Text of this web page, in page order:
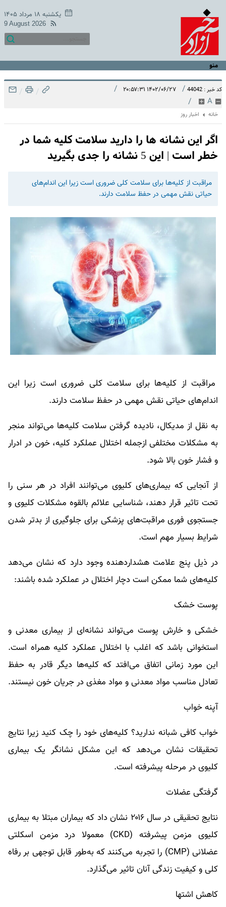
یکشنبه ۱۸ مرداد ۱۴۰۵
9 August 2026
منو
کد خبر : 44042 / ۱۴۰۲/۰۶/۲۷ ۲۰:۵۷:۳۱ /
A
/
/
/
خانه اخبار روز
اگر این نشانه ها را دارید سلامت کلیه شما در
خطر است | این 5 نشانه را جدی بگیرید
مراقبت از کلیه‌ها برای سلامت کلی ضروری است زیرا این اندام‌های
حیاتی نقش مهمی در حفظ سلامت دارند.
مراقبت از کلیه‌ها برای سلامت کلی ضروری است زیرا این
اندام‌های حیاتی نقش مهمی در حفظ سلامت دارند.
به نقل از مدیکال، نادیده گرفتن سلامت کلیه‌ها می‌تواند منجر
به مشکلات مختلفی ازجمله اختلال عملکرد کلیه، خون در ادرار
و فشار خون بالا شود.
از آنجایی که بیماری‌های کلیوی می‌توانند افراد در هر سنی را
تحت تاثیر قرار دهند، شناسایی علائم بالقوه مشکلات کلیوی و
جستجوی فوری مراقبت‌های پزشکی برای جلوگیری از بدتر شدن
شرایط بسیار مهم است.
در ذیل پنج علامت هشداردهنده وجود دارد که نشان می‌دهد
کلیه‌های شما ممکن است دچار اختلال در عملکرد شده باشند:
پوست خشک
خشکی و خارش پوست می‌تواند نشانه‌ای از بیماری معدنی و
استخوانی باشد که اغلب با اختلال عملکرد کلیه همراه است.
این مورد زمانی اتفاق می‌افتد که کلیه‌ها دیگر قادر به حفظ
تعادل مناسب مواد معدنی و مواد مغذی در جریان خون نیستند.
آپنه خواب
خواب کافی شبانه ندارید؟ کلیه‌های خود را چک کنید زیرا نتایج
تحقیقات نشان می‌دهد که این مشکل نشانگر یک بیماری
کلیوی در مرحله پیشرفته است.
گرفتگی عضلات
نتایج تحقیقی در سال ۲۰۱۶ نشان داد که بیماران مبتلا به بیماری
کلیوی مزمن پیشرفته (CKD) معمولا درد مزمن اسکلتی
عضلانی (CMP) را تجربه می‌کنند که به‌طور قابل توجهی بر رفاه
کلی و کیفیت زندگی آنان تاثیر می‌گذارد.
کاهش اشتها